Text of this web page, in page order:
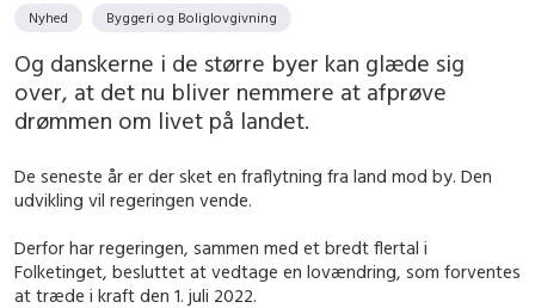
Nyhed Byggeri og Boliglovgivning
Og danskerne i de større byer kan glæde sig
over, at det nu bliver nemmere at afprøve
drømmen om livet på landet.
De seneste år er der sket en fraflytning fra land mod by. Den
udvikling vil regeringen vende.
Derfor har regeringen, sammen med et bredt flertal i
Folketinget, besluttet at vedtage en lovændring, som forventes
at træde i kraft den 1. juli 2022.